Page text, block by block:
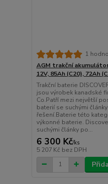
1
AGM trakční
12V, 85Ah (C20), 72Ah
Trakční baterie
jsou výrobek kanadské
Co.Patří mezi největší
baterií se suchými
řešení.Baterie této
výkonné baterie.
suchými články po...
6 300 Kč/ks
5 207 Kč bez DPH